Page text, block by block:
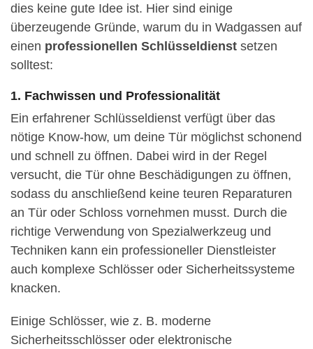
dies keine gute Idee ist. Hier sind einige
überzeugende Gründe, warum du in Wadgassen auf
einen professionellen Schlüsseldienst setzen
solltest:
1. Fachwissen und Professionalität
Ein erfahrener Schlüsseldienst verfügt über das
nötige Know-how, um deine Tür möglichst schonend
und schnell zu öffnen. Dabei wird in der Regel
versucht, die Tür ohne Beschädigungen zu öffnen,
sodass du anschließend keine teuren Reparaturen
an Tür oder Schloss vornehmen musst. Durch die
richtige Verwendung von Spezialwerkzeug und
Techniken kann ein professioneller Dienstleister
auch komplexe Schlösser oder Sicherheitssysteme
knacken.
Einige Schlösser, wie z. B. moderne
Sicherheitsschlösser oder elektronische